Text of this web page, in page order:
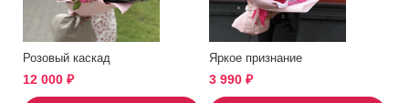
Розовый каскад
12 000 ₽
Яркое признание
3 990 ₽